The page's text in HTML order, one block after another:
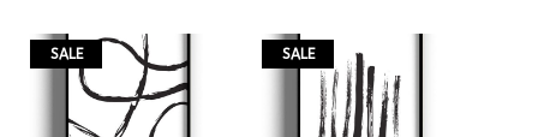
SALE
טווח
מחירים:
⁦₪119⁩
עד
זה
יש
מספר
SALE
טווח
מחירים:
עד
⁦₪159⁩
למוצר
זה
יש
מספר